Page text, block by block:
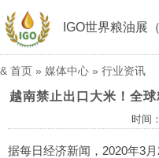
IGO世界粮油展
& 首页 » 媒体中心 » 行业资讯
越南禁止出口大米！全
时间：
据每日经济新闻，2020年3